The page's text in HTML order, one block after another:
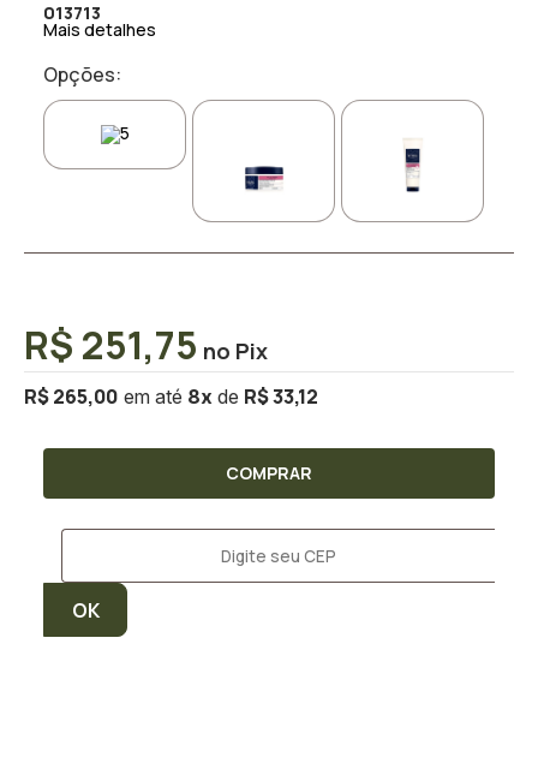
013713
Mais detalhes
Opções:
R$ 265,00 8x R$ 33,12
R$ 251,75
COMPRAR